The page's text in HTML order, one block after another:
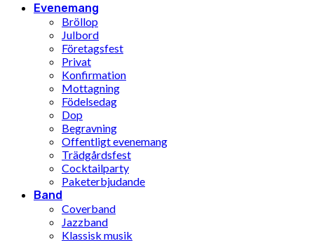
Evenemang
Bröllop
Julbord
Företagsfest
Privat
Konfirmation
Mottagning
Födelsedag
Dop
Begravning
Offentligt evenemang
Trädgårdsfest
Cocktailparty
Paketerbjudande
Band
Coverband
Jazzband
Klassisk musik